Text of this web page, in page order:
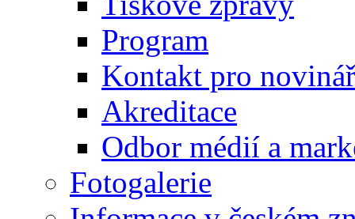
Program
Kontakt pro
Akreditace
Odbor médií a
Fotogalerie